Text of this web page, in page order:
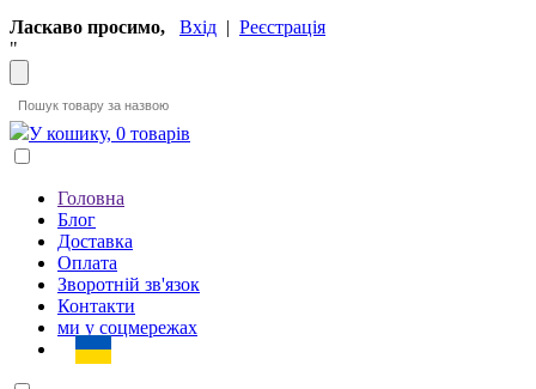
Ласкаво просимо, Вхід | Реєстрація
"
У кошику, 0 товарів
Головна
Блог
Доставка
Оплата
Зворотній зв'язок
Контакти
ми у соцмережах